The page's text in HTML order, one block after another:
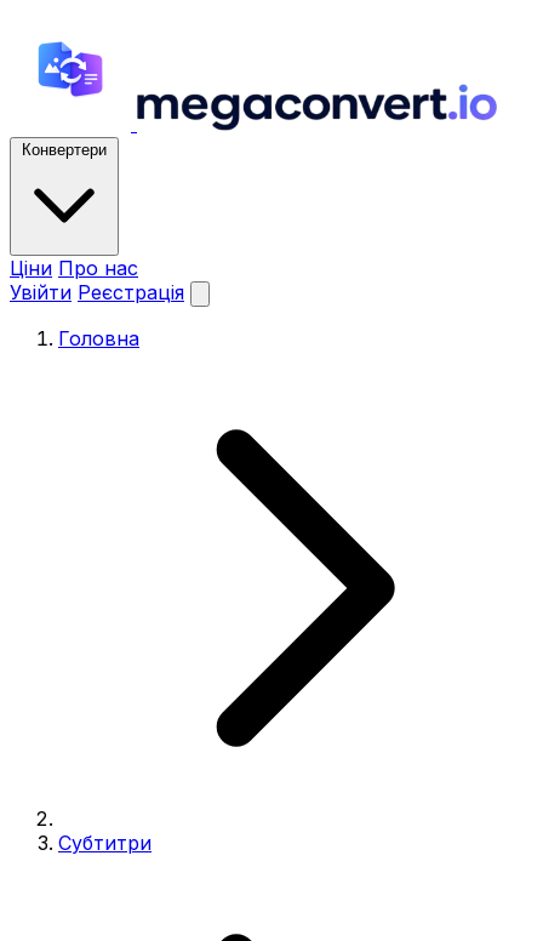
Конвертери
Ціни Про нас
Увійти Реєстрація
Головна
Субтитри